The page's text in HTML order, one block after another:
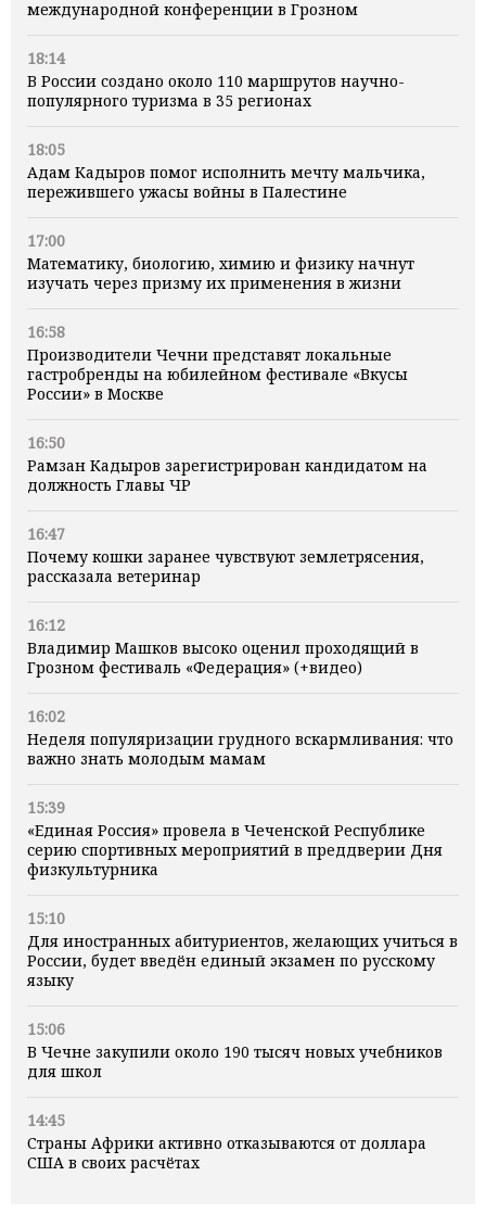
международной конференции в Грозном
18:14
В России создано около 110 маршрутов научно-
популярного туризма в 35 регионах
18:05
Адам Кадыров помог исполнить мечту мальчика,
пережившего ужасы войны в Палестине
17:00
Математику, биологию, химию и физику начнут
изучать через призму их применения в жизни
16:58
Производители Чечни представят локальные
гастробренды на юбилейном фестивале «Вкусы
России» в Москве
16:50
Рамзан Кадыров зарегистрирован кандидатом на
должность Главы ЧР
16:47
Почему кошки заранее чувствуют землетрясения,
рассказала ветеринар
16:12
Владимир Машков высоко оценил проходящий в
Грозном фестиваль «Федерация» (+видео)
16:02
Неделя популяризации грудного вскармливания: что
важно знать молодым мамам
15:39
«Единая Россия» провела в Чеченской Республике
серию спортивных мероприятий в преддверии Дня
физкультурника
15:10
Для иностранных абитуриентов, желающих учиться в
России, будет введён единый экзамен по русскому
языку
15:06
В Чечне закупили около 190 тысяч новых учебников
для школ
14:45
Страны Африки активно отказываются от доллара
США в своих расчётах